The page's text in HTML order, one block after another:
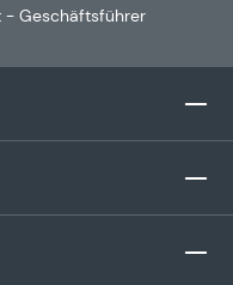
- Geschäftsführer